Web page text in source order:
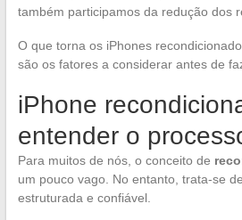
também participamos da redução dos
O que torna os iPhones
são os fatores a considerar antes de
iPhone
entender o
Para muitos de nós, o conceito de
um pouco vago. No entanto, trata-se
estruturada e confiável.